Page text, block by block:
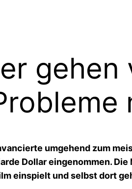
gehen
umgehend zum
Dollar eingenommen.
einspielt und selbst dort